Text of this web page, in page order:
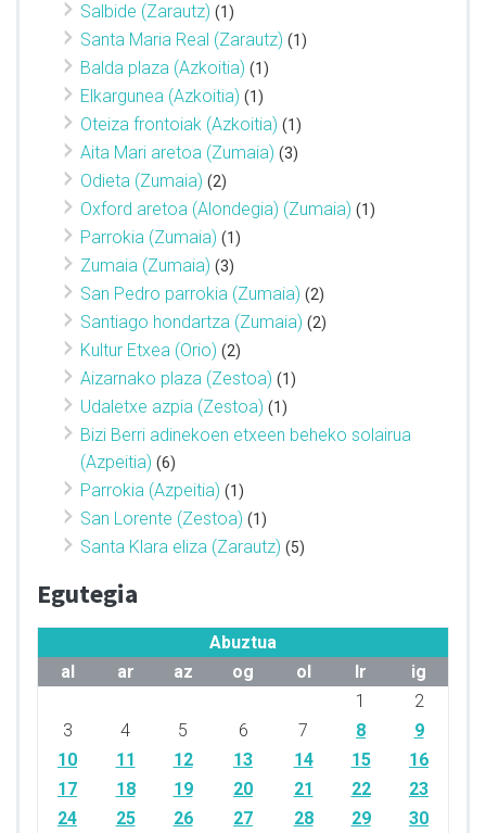
Salbide (Zarautz) (1)
Santa Maria Real (Zarautz) (1)
Balda plaza (Azkoitia) (1)
Elkargunea (Azkoitia) (1)
Oteiza frontoiak (Azkoitia) (1)
Aita Mari aretoa (Zumaia) (3)
Odieta (Zumaia) (2)
Oxford aretoa (Alondegia) (Zumaia) (1)
Parrokia (Zumaia) (1)
Zumaia (Zumaia) (3)
San Pedro parrokia (Zumaia) (2)
Santiago hondartza (Zumaia) (2)
Kultur Etxea (Orio) (2)
Aizarnako plaza (Zestoa) (1)
Udaletxe azpia (Zestoa) (1)
Bizi Berri adinekoen etxeen beheko solairua
(Azpeitia) (6)
Parrokia (Azpeitia) (1)
San Lorente (Zestoa) (1)
Santa Klara eliza (Zarautz) (5)
Egutegia
Abuztua
al
ar az og ol lr
ig
1
2
3
4 5 6 7 8
9
10
11 12 13 14 15
16
17
18 19 20 21 22
23
24
25 26 27 28 29
30